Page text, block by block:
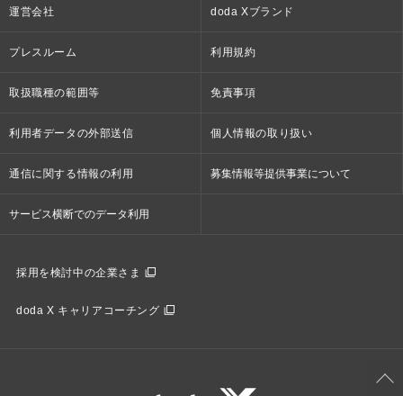
採用を検討中の企業さま
doda X キャリアコーチング
運営会社 doda Xブランド
プレスルーム 利用規約
取扱職種の範囲等 免責事項
利用者データの外部送信 個人情報の取り扱い
通信に関する情報の利用 募集情報等提供事業について
サービス横断でのデータ利用